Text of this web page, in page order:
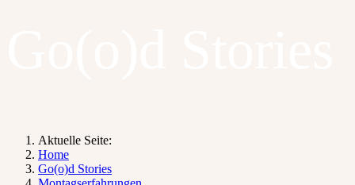
Aktuelle Seite:
Home
Go(o)d Stories